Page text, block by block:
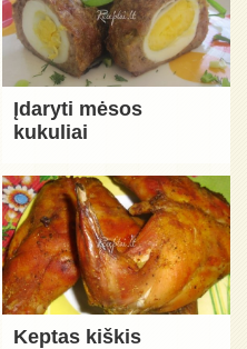
Įdaryti mėsos
kukuliai
Keptas kiškis